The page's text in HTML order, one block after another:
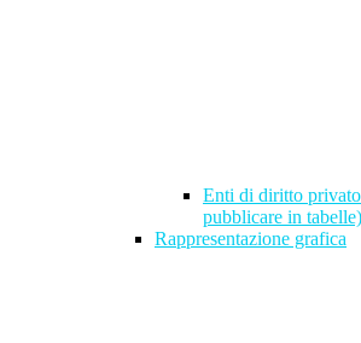
Enti di diritto
pubblicare in tabelle)
Rappresentazione grafica